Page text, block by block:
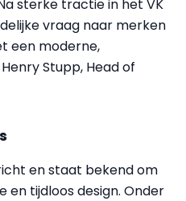
sterke tractie in het VK
vraag naar merken
een moderne,
Stupp, Head of
en staat bekend om
en tijdloos design. Onder